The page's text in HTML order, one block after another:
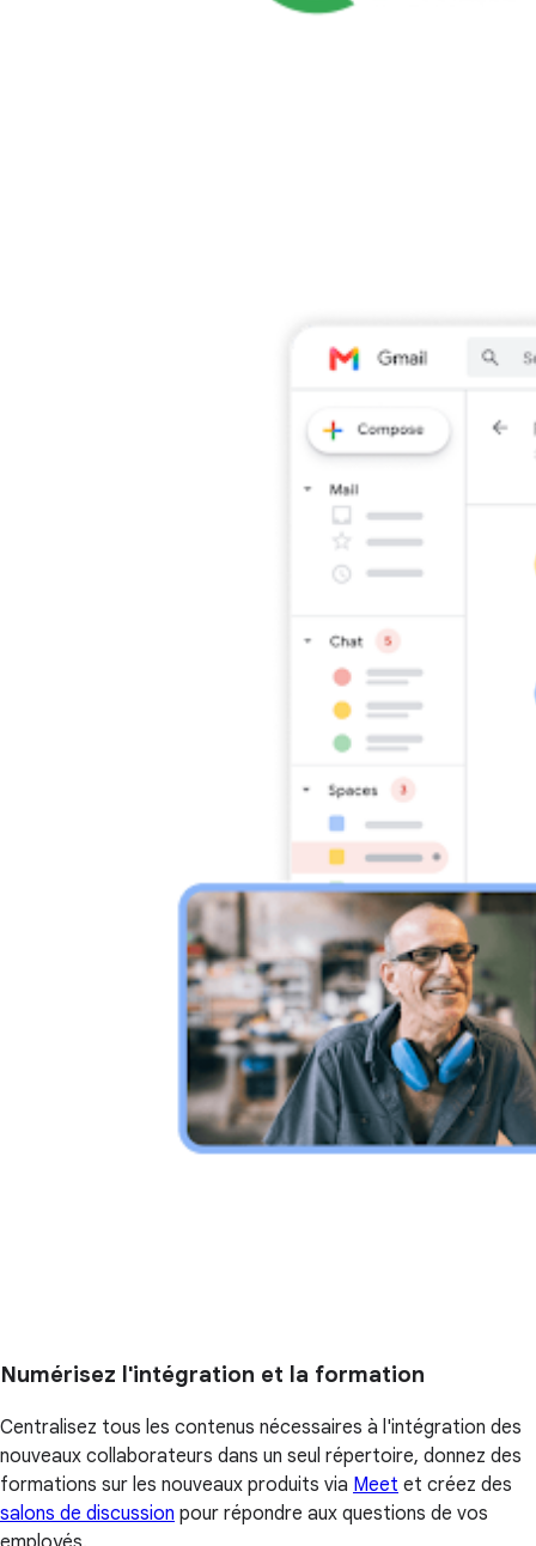
Numérisez l'intégration et la formation
Centralisez tous les contenus nécessaires à l'intégration des
nouveaux collaborateurs dans un seul répertoire, donnez des
formations sur les nouveaux produits via Meet et créez des
salons de discussion pour répondre aux questions de vos